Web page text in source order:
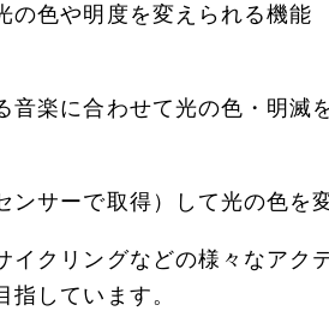
の色や明度を変えられる機能
音楽に合わせて光の色・明滅
ンサーで取得）して光の色を
イクリングなどの様々なアク
しています。